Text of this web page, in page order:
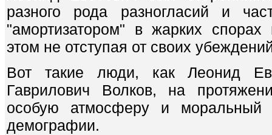
разного рода разногласий и
"амортизатором" в жарких
этом не отступая от своих
Вот такие люди, как Леонид
Гаврилович Волков, на
особую атмосферу и
демографии.